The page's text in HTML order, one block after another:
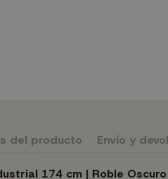
del producto Envío y
174 cm | Roble